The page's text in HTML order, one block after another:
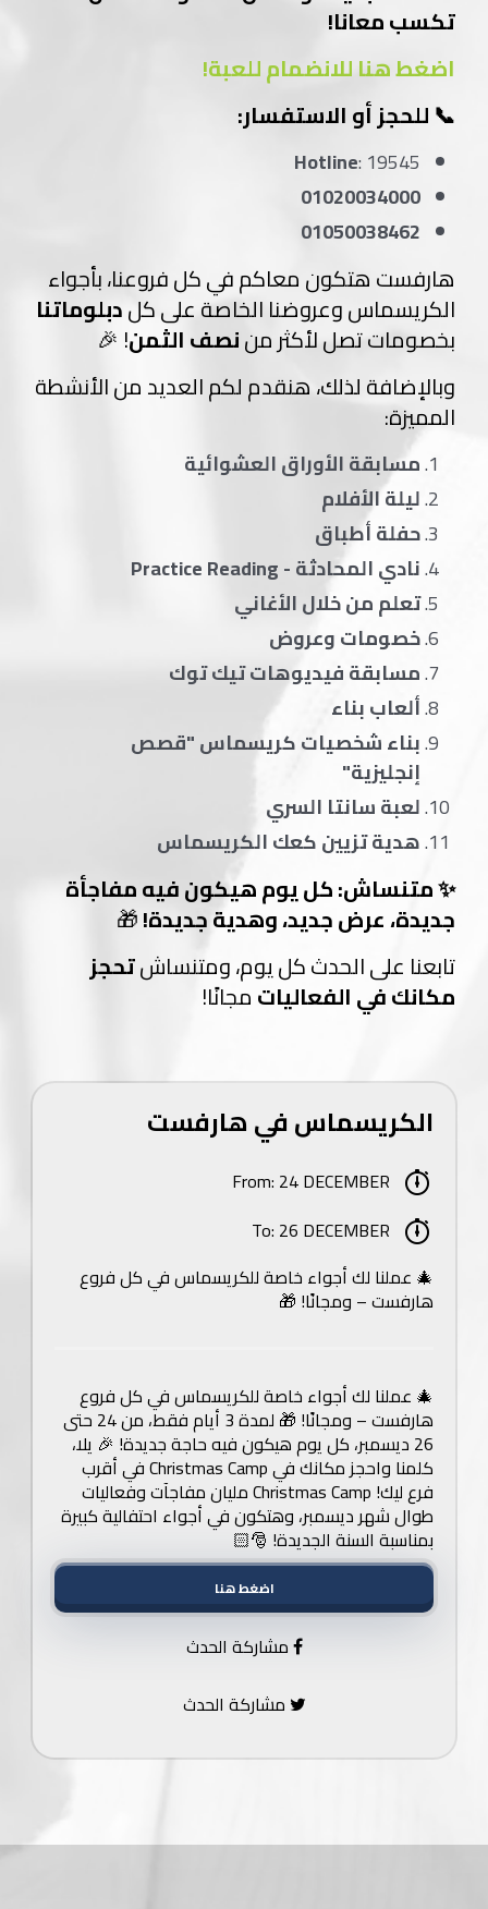
تكسب معانا!
اضغط هنا للانضمام للعبة!
📞 للحجز أو الاستفسار:
Hotline: 19545
01020034000
01050038462
هارفست هتكون معاكم في كل فروعنا، بأجواء
الكريسماس وعروضنا الخاصة على كلدبلوماتنا
بخصومات تصل لأكثر مننصف الثمن! 🎉
وبالإضافة لذلك، هنقدم لكم العديد من الأنشطة
المميزة:
مسابقة الأوراق العشوائية
ليلة الأفلام
حفلة أطباق
نادي المحادثة - Practice Reading
تعلم من خلال الأغاني
خصومات وعروض
مسابقة فيديوهات تيك توك
ألعاب بناء
بناء شخصيات كريسماس "قصص
إنجليزية"
لعبة سانتا السري
هدية تزيين كعك الكريسماس
✨ متنساش: كل يوم هيكون فيه مفاجأة
جديدة، عرض جديد، وهدية جديدة!🎁
تابعنا على الحدث كل يوم، ومتنساشتحجز
مكانك في الفعالياتمجانًا!
الكريسماس في هارفست
From: 24 DECEMBER
To: 26 DECEMBER
🎄 عملنا لك أجواء خاصة للكريسماس في كل فروع
هارفست – ومجانًا! 🎁
🎄 عملنا لك أجواء خاصة للكريسماس في كل فروع
هارفست – ومجانًا! 🎁 لمدة 3 أيام فقط، من 24 حتى
26 ديسمبر، كل يوم هيكون فيه حاجة جديدة! 🎉 يلا،
كلمنا واحجز مكانك في Christmas Camp في أقرب
فرع ليك! Christmas Camp مليان مفاجآت وفعاليات
طوال شهر ديسمبر، وهتكون في أجواء احتفالية كبيرة
بمناسبة السنة الجديدة! 🎅🏻
اضغط هنا
مشاركة الحدث
مشاركة الحدث